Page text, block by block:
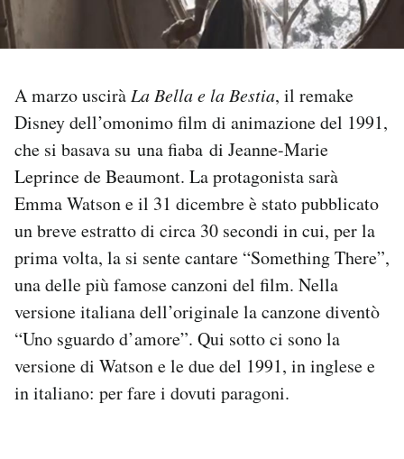
I MIEI PREFERITI
SHOP
CALENDARIO
Area Personale
Newsletter
Notifiche mobile
A marzo uscirà La Bella e la Bestia, il remake
Disney dell’omonimo film di animazione del 1991,
che si basava su una fiaba di Jeanne-Marie
Leprince de Beaumont. La protagonista sarà
Emma Watson e il 31 dicembre è stato pubblicato
un breve estratto di circa 30 secondi in cui, per la
prima volta, la si sente cantare “Something There”,
una delle più famose canzoni del film. Nella
versione italiana dell’originale la canzone diventò
“Uno sguardo d’amore”. Qui sotto ci sono la
versione di Watson e le due del 1991, in inglese e
in italiano: per fare i dovuti paragoni.